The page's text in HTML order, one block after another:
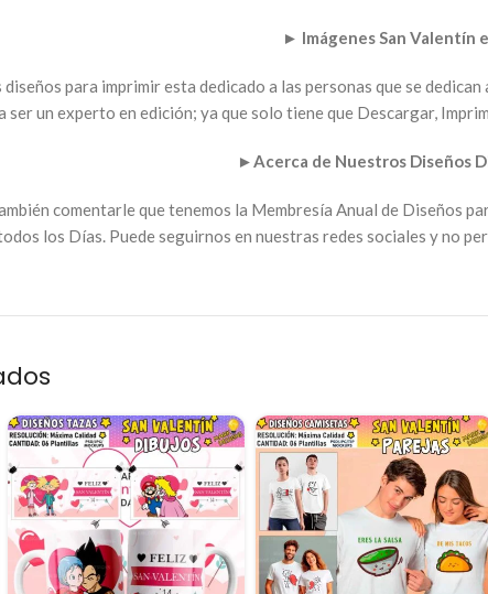
► Imágenes San Valentín
para imprimir esta dedicado a las personas que se
ser un experto en edición; ya que solo tiene que Descargar,
►Acerca de Nuestros Diseños
comentarle que tenemos la Membresía Anual de Diseños
los Días. Puede seguirnos en nuestras redes sociales y no